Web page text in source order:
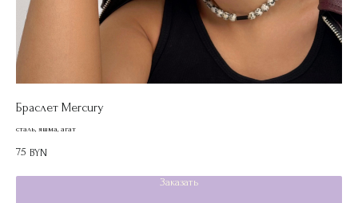
Браслет Mercury
сталь, яшма, агат
75 BYN
Заказать